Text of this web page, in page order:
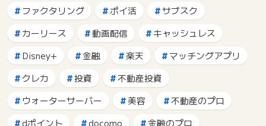
ファクタリング
ポイ活
サブスク
カーリース
動画配信
キャッシュレス
Disney+
金融 楽天
マッチングアプリ
クレカ
投資
不動産投資
ウォーターサーバー
美容
不動産のプロ
dポイント
docomo
金融のプロ